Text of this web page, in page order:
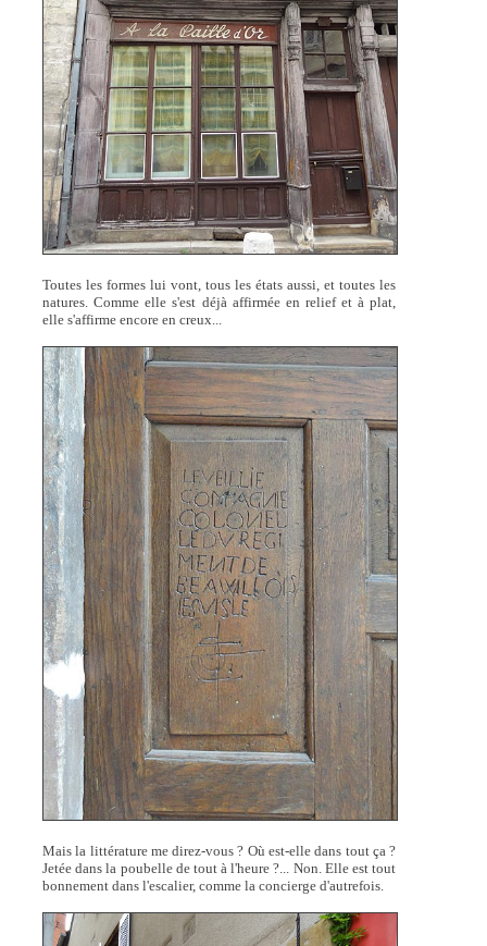
Toutes les formes lui vont, tous les états aussi, et toutes les
natures. Comme elle s'est déjà affirmée en relief et à plat,
elle s'affirme encore en creux...
Mais la littérature me direz-vous ? Où est-elle dans tout ça ?
Jetée dans la poubelle de tout à l'heure ?... Non. Elle est tout
bonnement dans l'escalier, comme la concierge d'autrefois.